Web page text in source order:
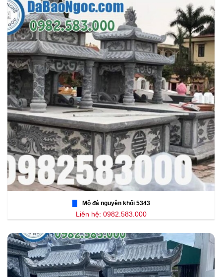
Mộ đá nguyên khối 5343
Liên hệ: 0982.583.000